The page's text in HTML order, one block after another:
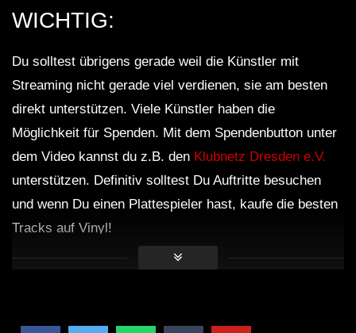
WICHTIG:
Du solltest übrigens gerade weil die Künstler mit
Streaming nicht gerade viel verdienen, sie am besten
direkt unterstützen. Viele Künstler haben die
Möglichkeit für Spenden. Mit dem Spendenbutton unter
dem Video kannst du z.B. den Klubnetz Dresden e.V.
unterstützen. Definitiv solltest Du Auftritte besuchen
und wenn Du einen Plattespieler hast, kaufe die besten
Tracks auf Vinyl!